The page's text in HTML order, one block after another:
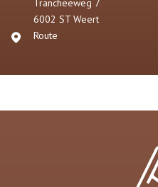
Trancheeweg 7
6002 ST Weert
Route